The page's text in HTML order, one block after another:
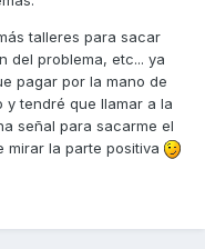
talleres para sacar
del problema, etc... ya
pagar por la mano de
tendré que llamar a la
señal para sacarme el
mirar la parte positiva